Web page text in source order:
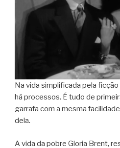
Na vida simplificada pela ficção
há processos. É tudo de
garrafa com a mesma
dela.
A vida da pobre Gloria Brent,